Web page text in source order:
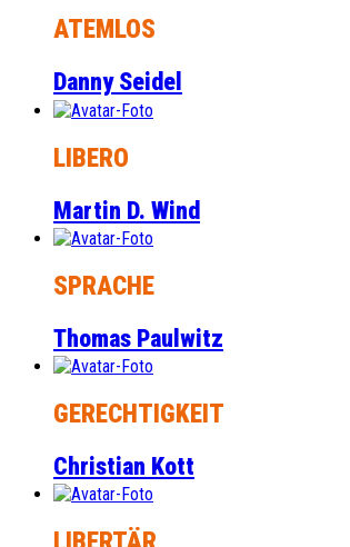
ATEMLOS
Danny Seidel
LIBERO
Martin D. Wind
SPRACHE
Thomas Paulwitz
GERECHTIGKEIT
Christian Kott